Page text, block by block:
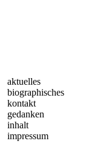
aktuelles
biographisches
kontakt
gedanken
inhalt
impressum